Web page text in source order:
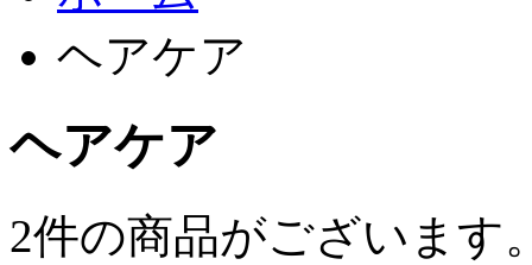
ヘアケア
ヘアケア
2件の商品がございます